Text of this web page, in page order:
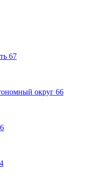
67
округ 66